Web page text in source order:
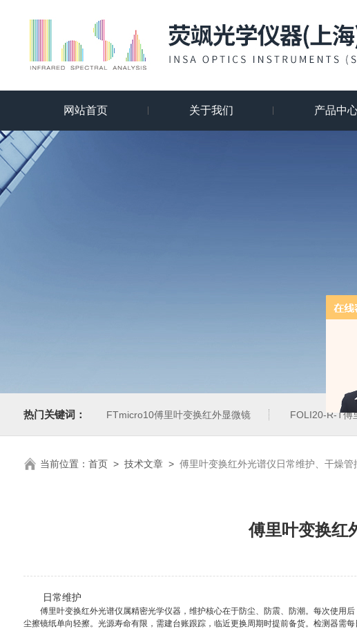
网站首页 关于我们 产品中
热门关键词： FTmicro10傅里叶变换红外显微镜 FOLI20-R-T傅
当前位置： 首页> 技术文章> 傅里叶变换红外光谱仪日常维护、干燥管
傅里叶变换红
日常维护
傅里叶变换红外光谱仪属精密光学仪器，维护核心在于防尘、防震、防潮。每次使用后
尘擦镜纸单向轻擦。光源寿命有限，需建台账跟踪，临近更换周期时提前备货。检测器需